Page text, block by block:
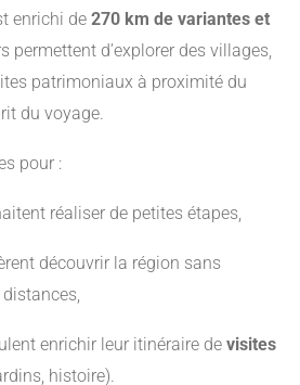
enrichi de 270 km de variantes et
permettent d’explorer des villages,
patrimoniaux à proximité du
du voyage.
pour :
réaliser de petites étapes,
découvrir la région sans
enrichir leur itinéraire de visites
histoire).